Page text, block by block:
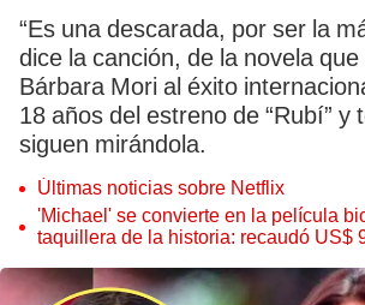
“Es una descarada, por ser la
dice la canción, de la novela que
Bárbara Mori al éxito
18 años del estreno de “Rubí” y
siguen mirándola.
Últimas noticias sobre Netflix
'Michael' se convierte en la película
taquillera de la historia: recaudó US$